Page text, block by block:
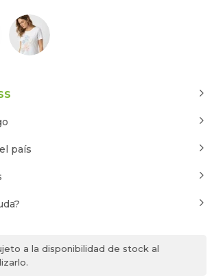
país
a la disponibilidad de stock al